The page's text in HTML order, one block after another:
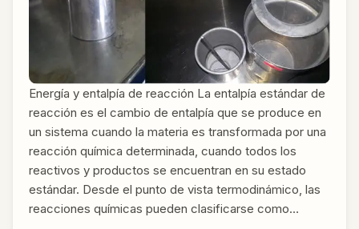
Energía y entalpía de reacción La entalpía estándar de
reacción es el cambio de entalpía que se produce en
un sistema cuando la materia es transformada por una
reacción química determinada, cuando todos los
reactivos y productos se encuentran en su estado
estándar. Desde el punto de vista termodinámico, las
reacciones químicas pueden clasificarse como…